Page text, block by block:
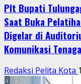
Plt Bupati
Saat Buka
Digelar di
Komunikasi
Redaksi Pelita Kota